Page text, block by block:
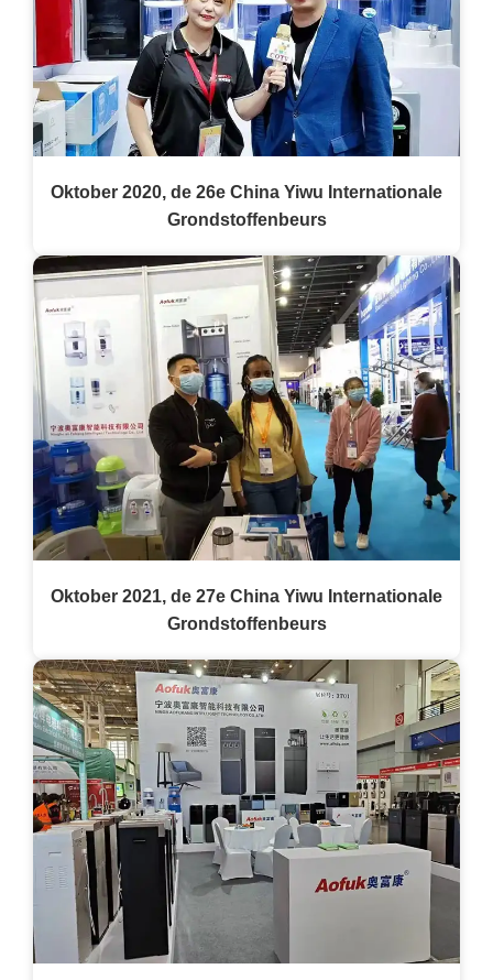
Oktober 2020, de 26e China Yiwu Internationale
Grondstoffenbeurs
Oktober 2021, de 27e China Yiwu Internationale
Grondstoffenbeurs